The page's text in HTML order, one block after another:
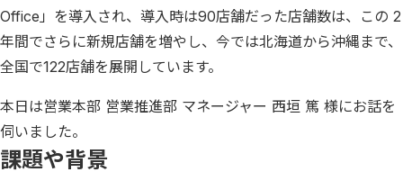
Office」を導入され、導入時は90店舗だった店舗数は、この 2
年間でさらに新規店舗を増やし、今では北海道から沖縄まで、
全国で122店舗を展開しています。
本日は営業本部 営業推進部 マネージャー 西垣 篤 様にお話を
伺いました。
課題や背景